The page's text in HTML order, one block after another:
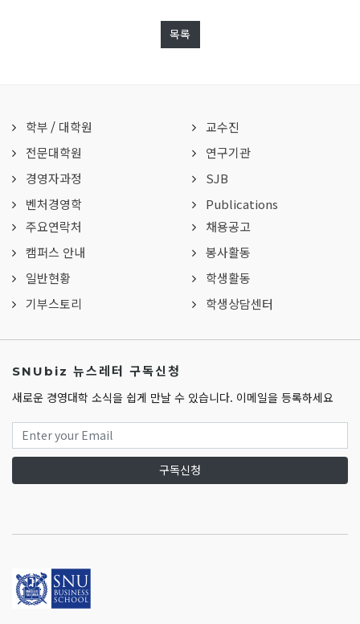
목록
학부 / 대학원
전문대학원
경영자과정
벤처경영학
교수진
연구기관
SJB
Publications
주요연락처
캠퍼스 안내
일반현황
기부스토리
채용공고
봉사활동
학생활동
학생상담센터
SNUbiz 뉴스레터 구독신청
새로운 경영대학 소식을 쉽게 만날 수 있습니다. 이메일을 등록하세요
구독신청